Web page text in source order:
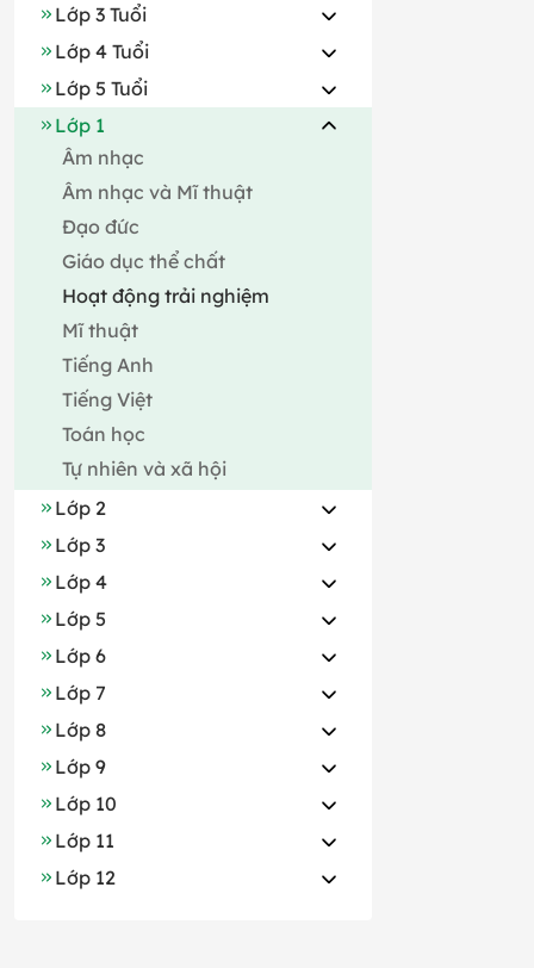
Lớp 3 Tuổi
Lớp 4 Tuổi
Lớp 5 Tuổi
Lớp 1
Âm nhạc
Âm nhạc và Mĩ thuật
Đạo đức
Giáo dục thể chất
Hoạt động trải nghiệm
Mĩ thuật
Tiếng Anh
Tiếng Việt
Toán học
Tự nhiên và xã hội
Lớp 2
Lớp 3
Lớp 4
Lớp 5
Lớp 6
Lớp 7
Lớp 8
Lớp 9
Lớp 10
Lớp 11
Lớp 12